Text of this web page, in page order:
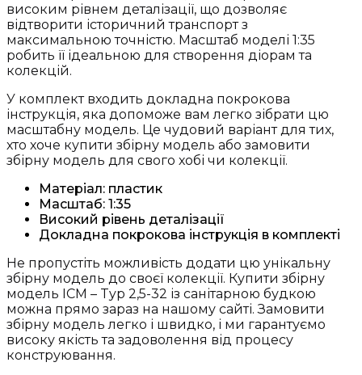
2
Світової
війни
(35402)
кількість
високим рівнем деталізації, що дозволяє
відтворити історичний транспорт з
максимальною точністю. Масштаб моделі 1:35
робить її ідеальною для створення діорам та
колекцій.
У комплект входить докладна покрокова
інструкція, яка допоможе вам легко зібрати цю
масштабну модель. Це чудовий варіант для тих,
хто хоче купити збірну модель або замовити
збірну модель для свого хобі чи колекції.
Матеріал: пластик
Масштаб: 1:35
Високий рівень деталізації
Докладна покрокова інструкція в комплекті
Не пропустіть можливість додати цю унікальну
збірну модель до своєї колекції. Купити збірну
модель ICM – Typ 2,5-32 із санітарною будкою
можна прямо зараз на нашому сайті. Замовити
збірну модель легко і швидко, і ми гарантуємо
високу якість та задоволення від процесу
конструювання.